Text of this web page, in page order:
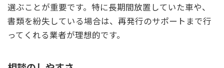
選ぶことが重要です。特に長期間放置していた車や、
書類を紛失している場合は、再発行のサポートまで行
ってくれる業者が理想的です。